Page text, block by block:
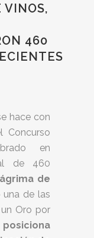
VINOS,
460
hace con
Concurso
en
de 460
de
de las
Oro por
posiciona